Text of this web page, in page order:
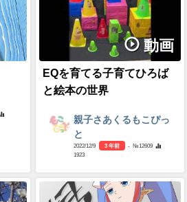
動画
EQを育てる子育てひろば
と絵本の世界
親子さあくるもこぴっ
と
2022/12/9 3 年前
- №12609
1923